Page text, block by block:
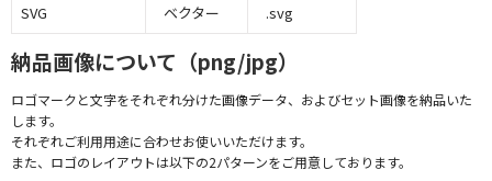
SVG
ベクター .svg
納品画像について（png/jpg）
ロゴマークと文字をそれぞれ分けた画像データ、およびセット画像を納品いた
します。
それぞれご利用用途に合わせお使いいただけます。
また、ロゴのレイアウトは以下の2パターンをご用意しております。